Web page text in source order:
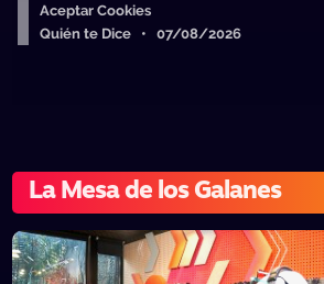
Aceptar Cookies
Quién te Dice • 07/08/2026
La Mesa de los Galanes